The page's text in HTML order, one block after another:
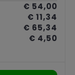
€ 54,00
€ 11,34
€ 65,34
€ 4,50